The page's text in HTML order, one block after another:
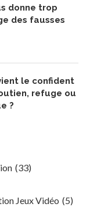
donne trop
des fausses
le confident
refuge ou
?
(33)
Jeux Vidéo (5)